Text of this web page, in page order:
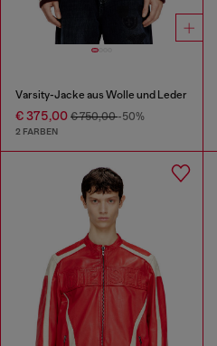
Varsity-Jacke aus Wolle und Leder
€ 375,00 € 750,00-50%
2 FARBEN